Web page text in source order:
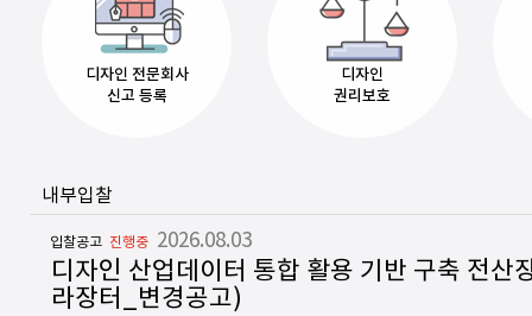
디자인 전문회사
신고 등록
디자인
권리보호
내부입찰
입찰공고 진행중 2026.08.03
디자인 산업데이터 통합 활용 기반 구축 전산
라장터_변경공고)